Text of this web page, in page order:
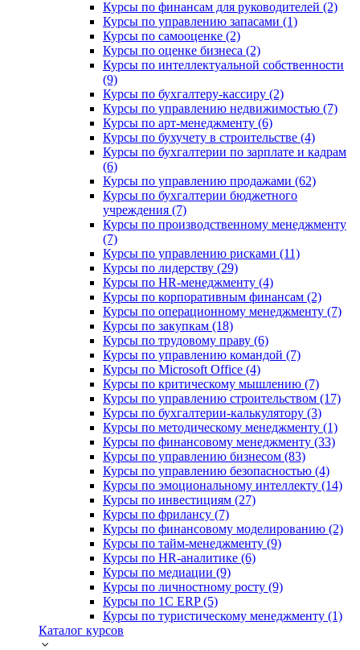
Курсы по финансам для руководителей (2)
Курсы по управлению запасами (1)
Курсы по самооценке (2)
Курсы по оценке бизнеса (2)
Курсы по интеллектуальной собственности
(9)
Курсы по бухгалтеру-кассиру (2)
Курсы по управлению недвижимостью (7)
Курсы по арт-менеджменту (6)
Курсы по бухучету в строительстве (4)
Курсы по бухгалтерии по зарплате и кадрам
(6)
Курсы по управлению продажами (62)
Курсы по бухгалтерии бюджетного
учреждения (7)
Курсы по производственному менеджменту
(7)
Курсы по управлению рисками (11)
Курсы по лидерству (29)
Курсы по HR-менеджменту (4)
Курсы по корпоративным финансам (2)
Курсы по операционному менеджменту (7)
Курсы по закупкам (18)
Курсы по трудовому праву (6)
Курсы по управлению командой (7)
Курсы по Microsoft Office (4)
Курсы по критическому мышлению (7)
Курсы по управлению строительством (17)
Курсы по бухгалтерии-калькулятору (3)
Курсы по методическому менеджменту (1)
Курсы по финансовому менеджменту (33)
Курсы по управлению бизнесом (83)
Курсы по управлению безопасностью (4)
Курсы по эмоциональному интеллекту (14)
Курсы по инвестициям (27)
Курсы по фрилансу (7)
Курсы по финансовому моделированию (2)
Курсы по тайм-менеджменту (9)
Курсы по HR-аналитике (6)
Курсы по медиации (9)
Курсы по личностному росту (9)
Курсы по 1С ERP (5)
Курсы по туристическому менеджменту (1)
Каталог курсов